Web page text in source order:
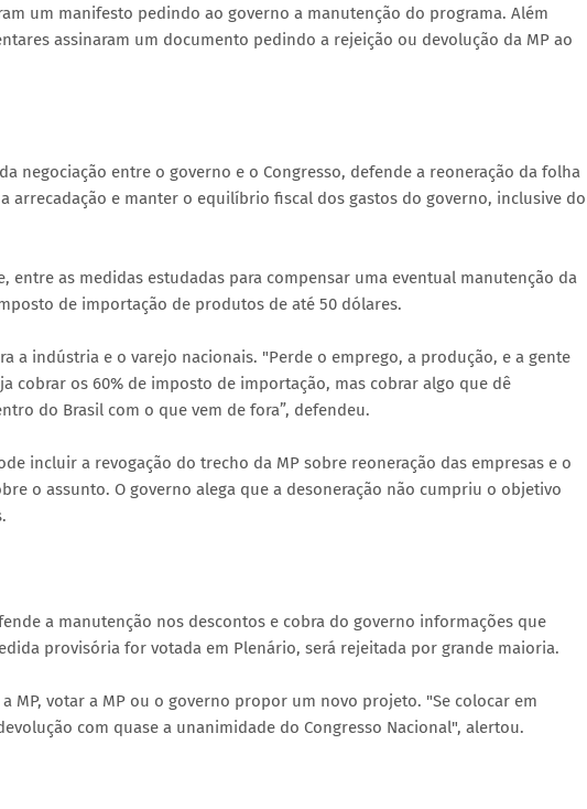
um manifesto pedindo ao governo a manutenção do programa. Além
assinaram um documento pedindo a rejeição ou devolução da MP ao
negociação entre o governo e o Congresso, defende a reoneração da folha
arrecadação e manter o equilíbrio fiscal dos gastos do governo, inclusive do
entre as medidas estudadas para compensar uma eventual manutenção da
de importação de produtos de até 50 dólares.
a indústria e o varejo nacionais. "Perde o emprego, a produção, e a gente
cobrar os 60% de imposto de importação, mas cobrar algo que dê
do Brasil com o que vem de fora”, defendeu.
incluir a revogação do trecho da MP sobre reoneração das empresas e o
o assunto. O governo alega que a desoneração não cumpriu o objetivo
a manutenção nos descontos e cobra do governo informações que
provisória for votada em Plenário, será rejeitada por grande maioria.
MP, votar a MP ou o governo propor um novo projeto. "Se colocar em
com quase a unanimidade do Congresso Nacional", alertou.